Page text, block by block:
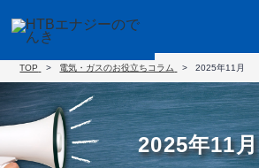
TOP 電気・ガスのお役立ちコラム 2025年11月
2025年11月